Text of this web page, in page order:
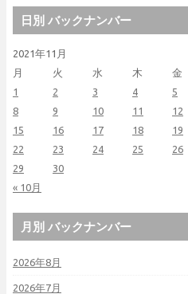
日別 バックナンバー
2021年11月
月
火 水 木 金
« 10月
1 2 3 4 5
8
9 10 11 12
15
16 17 18 19
22
23 24 25 26
29
30
月別 バックナンバー
2026年8月
2026年7月